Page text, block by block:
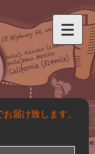
届け致します。